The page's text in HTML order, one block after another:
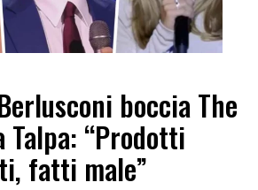
boccia The
Talpa: “Prodotti
fatti male”